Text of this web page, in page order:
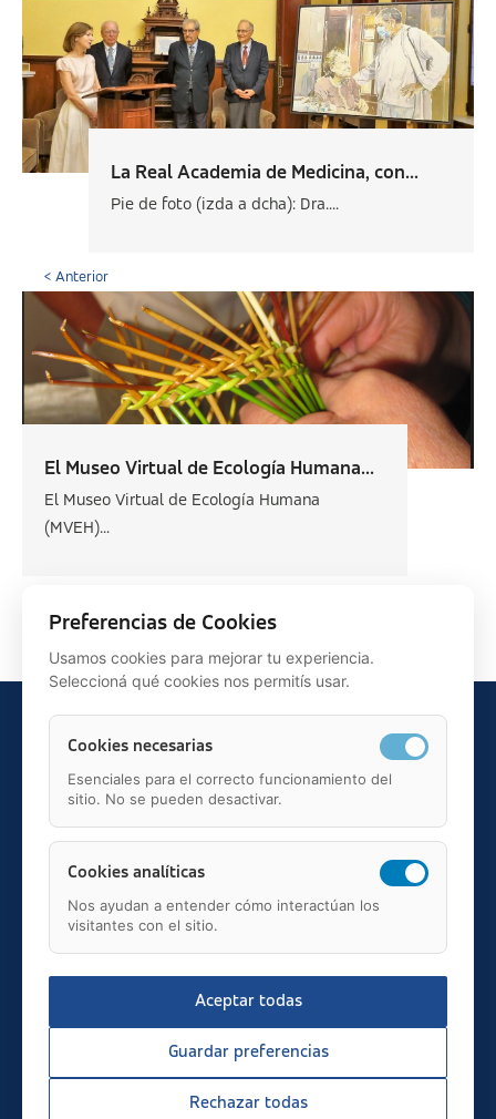
La Real Academia de Medicina, con...
Pie de foto (izda a dcha): Dra....
< Anterior
El Museo Virtual de Ecología Humana...
El Museo Virtual de Ecología Humana
(MVEH)...
Teléfono: 91 595 75 00
c/ Juan Ignacio Luca de Tena, 12, 28027, Madrid
Mail: fundacion.asisa@asisa.es
Preferencias de Cookies
Usamos cookies para mejorar tu experiencia.
Seleccioná qué cookies nos permitís usar.
Cookies necesarias
Esenciales para el correcto funcionamiento del
sitio. No se pueden desactivar.
Cookies analíticas
Nos ayudan a entender cómo interactúan los
visitantes con el sitio.
Aceptar todas
Guardar preferencias
Rechazar todas